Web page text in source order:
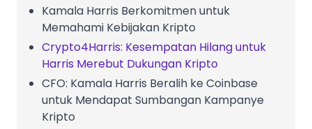
Kamala Harris Berkomitmen untuk
Memahami Kebijakan Kripto
Crypto4Harris: Kesempatan Hilang untuk
Harris Merebut Dukungan Kripto
CFO: Kamala Harris Beralih ke Coinbase
untuk Mendapat Sumbangan Kampanye
Kripto